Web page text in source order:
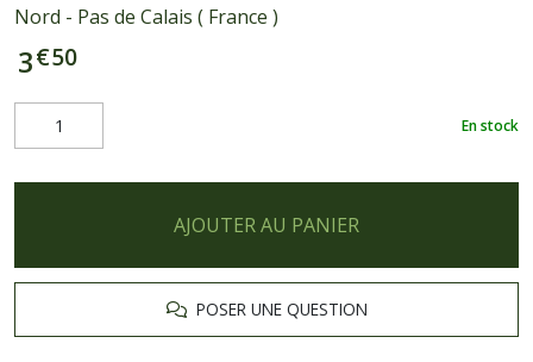
Nord - Pas de Calais ( France )
3€50
En stock
AJOUTER AU PANIER
POSER UNE QUESTION